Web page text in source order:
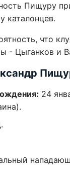
Пищуру
каталонцев.
что
- Цыганков и
24